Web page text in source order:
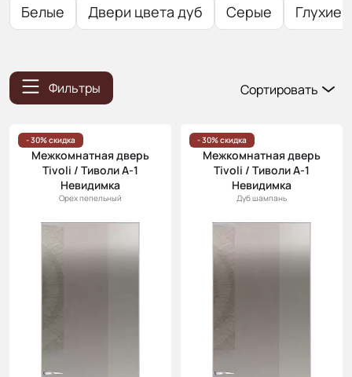
Белые Двери цвета дуб Серые Глухие
Фильтры
Сортировать
Цена
(возр.)
Цена (убыв.)
Cначала
новинки
Cначала
скидки
- 30% скидка
Межкомнатная дверь
Tivoli / Тиволи А-1
Невидимка
Орех пепельный
- 30% скидка
Межкомнатная дверь
Tivoli / Тиволи А-1
Невидимка
Дуб шампань